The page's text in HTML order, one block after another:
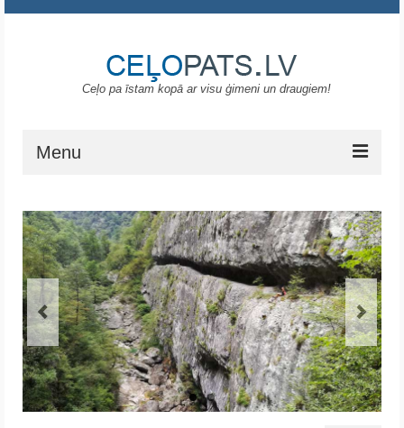
Ceļo pa īstam kopā ar visu ģimeni un draugiem!
Menu
Gruzija
Portugāle
ASV
Melnkalne
Grieķija